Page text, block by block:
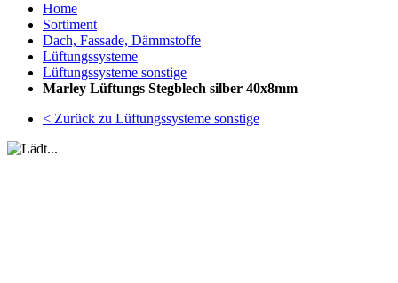
Home
Sortiment
Dach, Fassade, Dämmstoffe
Lüftungssysteme
Lüftungssysteme sonstige
Marley Lüftungs Stegblech silber 40x8mm
< Zurück zu Lüftungssysteme sonstige